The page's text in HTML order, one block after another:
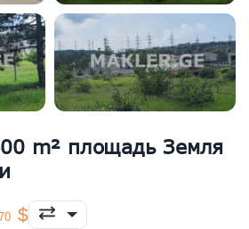
m² площадь Земля